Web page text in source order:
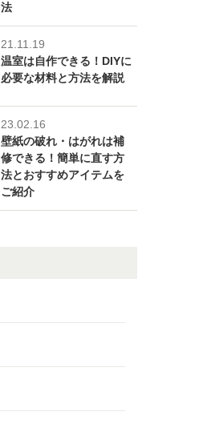
法
21.11.19
温室は自作できる！DIYに
必要な材料と方法を解説
23.02.16
壁紙の破れ・はがれは補
修できる！簡単に直す方
法とおすすめアイテムを
ご紹介